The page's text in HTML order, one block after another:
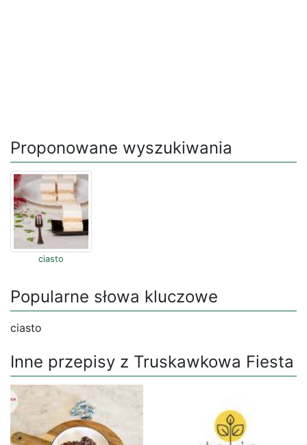
Proponowane wyszukiwania
ciasto
Popularne słowa kluczowe
ciasto
Inne przepisy z Truskawkowa Fiesta